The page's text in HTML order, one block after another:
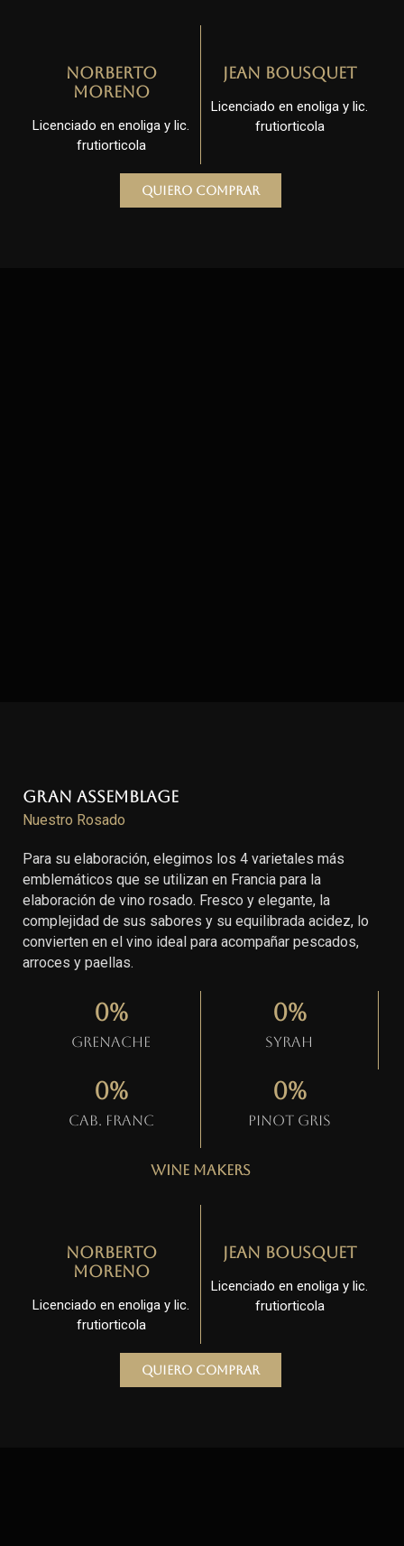
Norberto
Moreno
Licenciado en enoliga y lic.
frutiorticola
Jean Bousquet
Licenciado en enoliga y lic.
frutiorticola
Quiero comprar
Gran Assemblage
Nuestro Rosado
Para su elaboración, elegimos los 4 varietales más
emblemáticos que se utilizan en Francia para la
elaboración de vino rosado. Fresco y elegante, la
complejidad de sus sabores y su equilibrada acidez, lo
convierten en el vino ideal para acompañar pescados,
arroces y paellas.
Grenache
0%
Syrah
0%
Cab. Franc
0%
Pinot gris
0%
Wine Makers
Norberto
Moreno
Licenciado en enoliga y lic.
frutiorticola
Jean Bousquet
Licenciado en enoliga y lic.
frutiorticola
Quiero comprar